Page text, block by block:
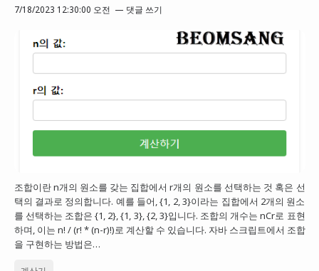
7/18/2023 12:30:00 오전 댓글 쓰기
조합이란 n개의 원소를 갖는 집합에서 r개의 원소를 선택하는 것 혹은 선
택의 결과로 정의합니다. 예를 들어, {1, 2, 3}이라는 집합에서 2개의 원소
를 선택하는 조합은 {1, 2}, {1, 3}, {2, 3}입니다. 조합의 개수는 nCr로 표현
하며, 이는 n! / (r! * (n-r)!)로 계산할 수 있습니다. 자바 스크립트에서 조합
을 구현하는 방법은…